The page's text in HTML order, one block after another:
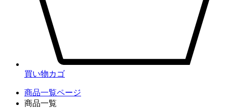
買い物カゴ
商品一覧ページ
商品一覧